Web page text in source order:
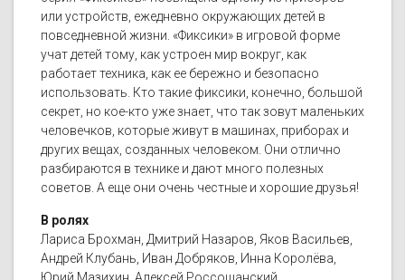
или устройств, ежедневно окружающих детей в
повседневной жизни. «Фиксики» в игровой форме
учат детей тому, как устроен мир вокруг, как
работает техника, как ее бережно и безопасно
использовать. Кто такие фиксики, конечно, большой
секрет, но кое-кто уже знает, что так зовут маленьких
человечков, которые живут в машинах, приборах и
других вещах, созданных человеком. Они отлично
разбираются в технике и дают много полезных
советов. А еще они очень честные и хорошие друзья!
В ролях
Лариса Брохман, Дмитрий Назаров, Яков Васильев,
Андрей Клубань, Иван Добряков, Инна Королёва,